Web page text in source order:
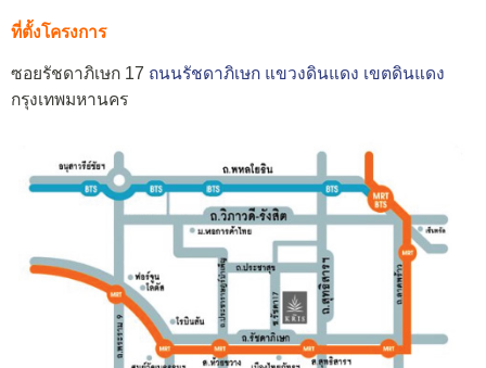
ที่ตั้งโครงการ
ซอยรัชดาภิเษก 17 ถนนรัชดาภิเษก แขวงดินแดง เขตดินแดง
กรุงเทพมหานคร